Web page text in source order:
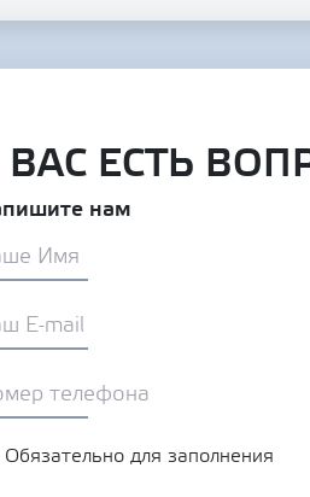
ВАС ЕСТЬ
нам
Обязательно для заполнения